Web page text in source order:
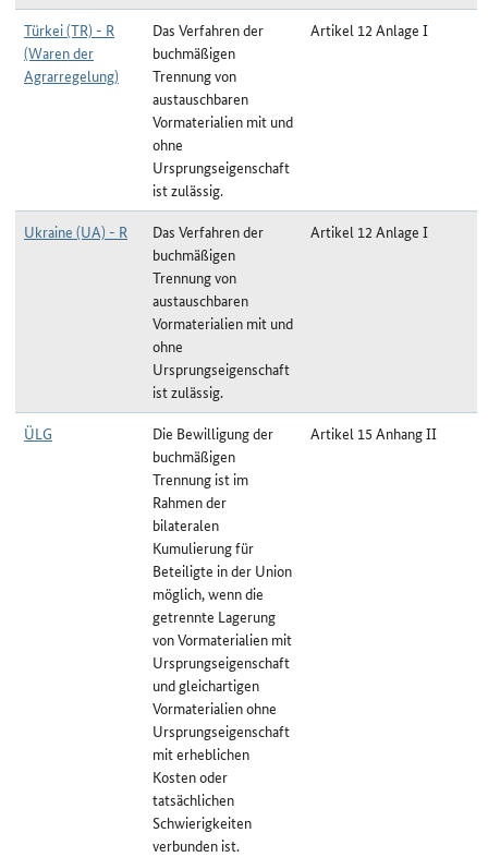
Türkei (TR) - R
(Waren der
Agrarregelung)
Das Verfahren der
buchmäßigen
Trennung von
austauschbaren
Vormaterialien mit und
ohne
Ursprungseigenschaft
ist zulässig.
Artikel 12 Anlage I
Ukraine (UA) - R
Das Verfahren der
buchmäßigen
Trennung von
austauschbaren
Vormaterialien mit und
ohne
Ursprungseigenschaft
ist zulässig.
Artikel 12 Anlage I
ÜLG
Die Bewilligung der
buchmäßigen
Trennung ist im
Rahmen der
bilateralen
Kumulierung für
Beteiligte in der Union
möglich, wenn die
getrennte Lagerung
von Vormaterialien mit
Ursprungseigenschaft
und gleichartigen
Vormaterialien ohne
Ursprungseigenschaft
mit erheblichen
Kosten oder
tatsächlichen
Schwierigkeiten
verbunden ist.
Artikel 15 Anhang II